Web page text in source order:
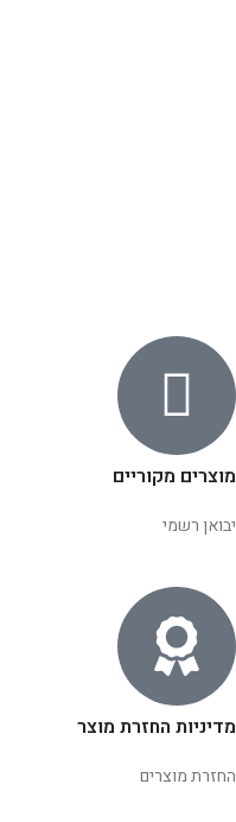
מוצרים מקוריים
יבואן רשמי
מדיניות החזרת מוצר
החזרת מוצרים